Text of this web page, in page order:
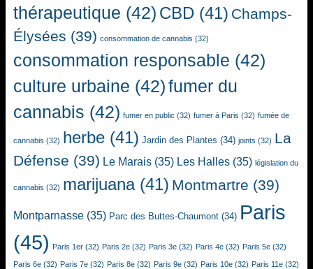
thérapeutique (42) CBD (41) Champs-
Élysées (39) consommation de cannabis (32)
consommation responsable (42)
culture urbaine (42)fumer du
cannabis (42) fumer en public (32) fumer à Paris (32) fumée de
cannabis (32) herbe (41) Jardin des Plantes (34) joints (32) La
Défense (39) Le Marais (35) Les Halles (35) législation du
cannabis (32) marijuana(41) Montmartre (39)
Montparnasse (35) Parc des Buttes-Chaumont (34) Paris
(45) Paris 1er (32) Paris 2e (32) Paris 3e (32) Paris 4e (32) Paris 5e (32)
Paris 6e (32) Paris 7e (32) Paris 8e (32) Paris 9e (32) Paris 10e (32) Paris 11e (32)